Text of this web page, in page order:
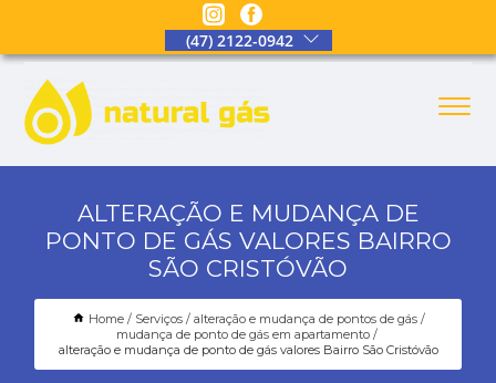
(47) 2122-0942
ALTERAÇÃO E MUDANÇA DE
PONTO DE GÁS VALORES BAIRRO
SÃO CRISTÓVÃO
Home Serviços
alteração e mudança de pontos de gás
mudança de ponto de gás em apartamento
alteração e mudança de ponto de gás valores Bairro São Cristóvão